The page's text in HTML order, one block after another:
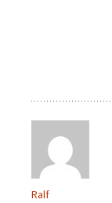
Ralf